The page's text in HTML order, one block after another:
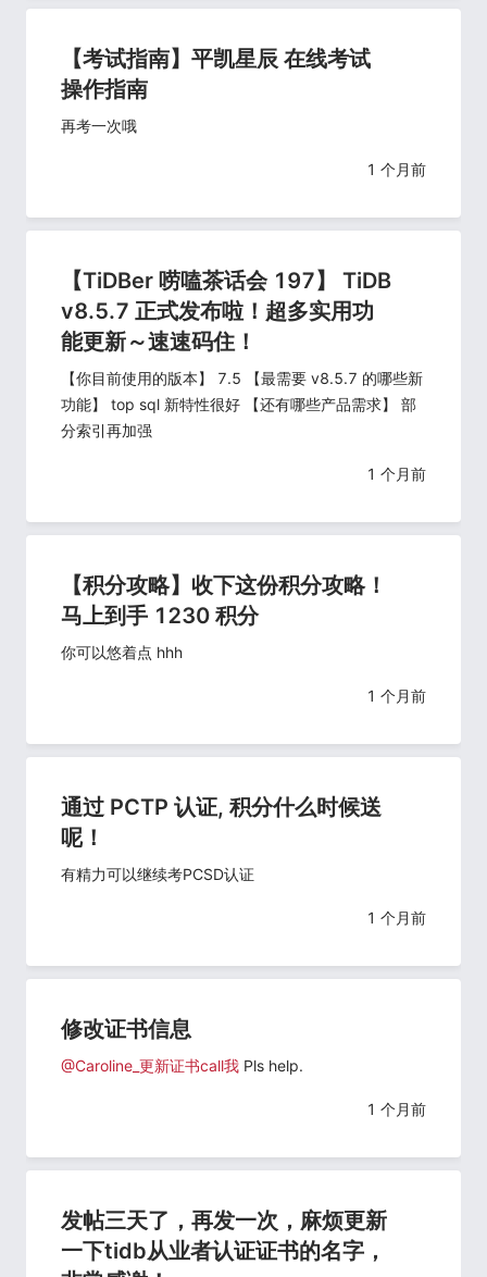
【考试指南】平凯星辰 在线考试
操作指南
再考一次哦
1 个月前
【TiDBer 唠嗑茶话会 197】 TiDB
v8.5.7 正式发布啦！超多实用功
能更新～速速码住！
【你目前使用的版本】 7.5 【最需要 v8.5.7 的哪些新
功能】 top sql 新特性很好 【还有哪些产品需求】 部
分索引再加强
1 个月前
【积分攻略】收下这份积分攻略！
马上到手 1230 积分
你可以悠着点 hhh
1 个月前
通过 PCTP 认证, 积分什么时候送
呢！
有精力可以继续考PCSD认证
1 个月前
修改证书信息
@Caroline_更新证书call我 Pls help.
1 个月前
发帖三天了，再发一次，麻烦更新
一下tidb从业者认证证书的名字，